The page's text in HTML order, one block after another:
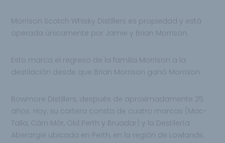
Morrison Scotch Whisky Distillers es propiedad y está
operada únicamente por Jamie y Brian Morrison.
Esto marca el regreso de la familia Morrison a la
destilación desde que Brian Morrison ganó Morrison
Bowmore Distillers, después de aproximadamente 25
años. Hoy, su cartera consta de cuatro marcas (Mac-
Talla, Càrn Mòr, Old Perth y Bruadar) y la Destilería
Aberargie ubicada en Perth, en la región de Lowlands.